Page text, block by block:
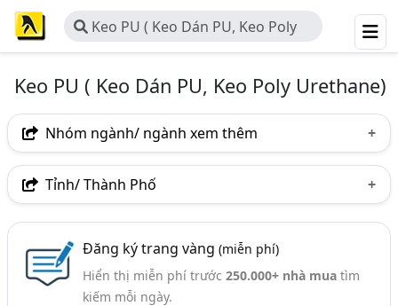
Keo PU ( Keo Dán PU, Keo Poly
Urethane)
Keo PU ( Keo Dán PU, Keo Poly Urethane)
Nhóm ngành/ ngành xem thêm
Ngành nghề
Ngành xem thêm
Keo Dán Và Chất Dính (415)
Tỉnh/ Thành Phố
TP. Hải Phòng
Đăng ký trang vàng (miễn phí)
Hiển thị miễn phí trước 250.000+ nhà muatìm
kiếm mỗi ngày.